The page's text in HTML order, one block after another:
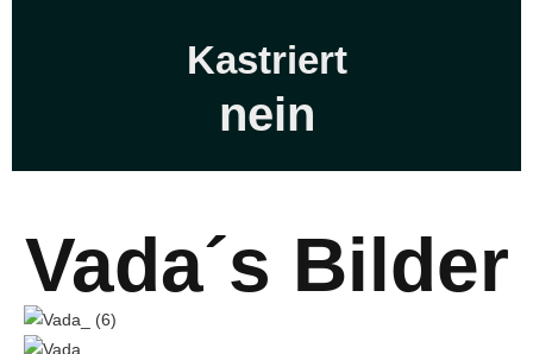
Kastriert
nein
Vada´s Bilder